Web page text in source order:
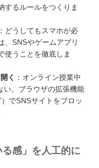
するルールをつくりま
：どうしてもスマホが必
、SNSやゲームアプリ
使うことを徹底しま
く ：オンライン授業中
い。ブラウザの拡張機能
）でSNSサイトをブロッ
感」を人工的に